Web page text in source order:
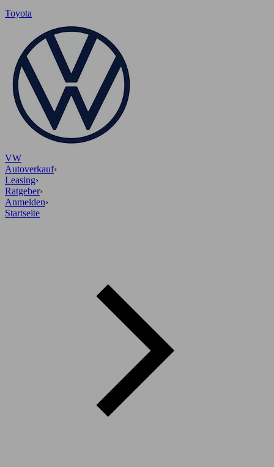
Toyota
VW
Autoverkauf›
Leasing›
Ratgeber›
Anmelden›
Startseite